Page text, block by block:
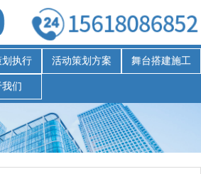
执行 活动策划方案 舞台搭建施工
我们